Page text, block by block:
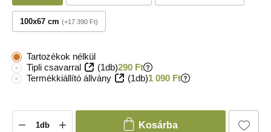
100x67 cm +17 390 Ft
Tartozékok nélkül
Tipli csavarral
(1db)290 Ft
Termékkiállító állvány
(1db)1 090 Ft
Kosárba